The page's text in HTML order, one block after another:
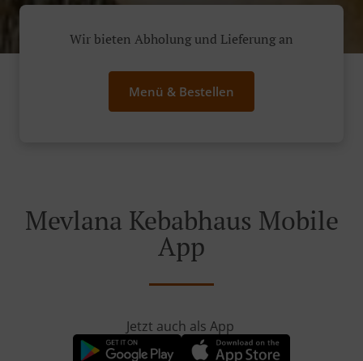
Wir bieten Abholung und Lieferung an
Menü & Bestellen
Mevlana Kebabhaus Mobile
App
Jetzt auch als App